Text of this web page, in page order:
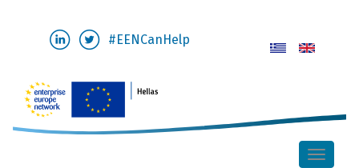
περιεχόμενο
#EENCanHelp
Toggle